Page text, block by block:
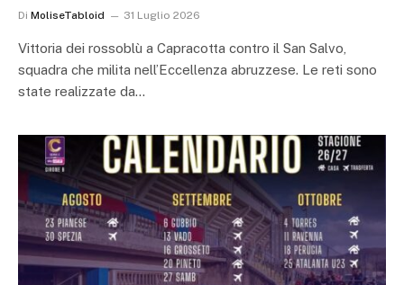
Di MoliseTabloid 31 Luglio 2026
Vittoria dei rossoblù a Capracotta contro il San Salvo,
squadra che milita nell’Eccellenza abruzzese. Le reti sono
state realizzate da…